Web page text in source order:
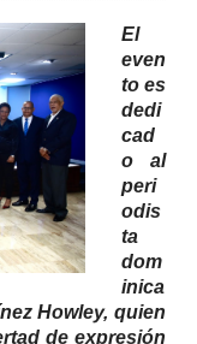
El
even
to es
dedi
cad
o al
peri
odis
ta
dom
inica
Howley, quien
de expresión